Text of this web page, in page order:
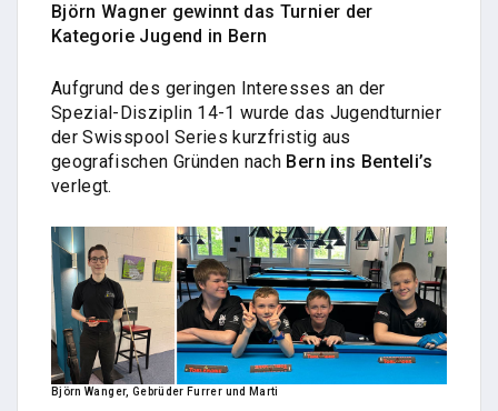
Björn Wagner gewinnt das Turnier der
Kategorie Jugend in Bern
Aufgrund des geringen Interesses an der
Spezial-Disziplin 14-1 wurde das Jugendturnier
der Swisspool Series kurzfristig aus
geografischen Gründen nach Bern ins Benteli’s
verlegt.
Björn Wanger, Gebrüder Furrer und Marti